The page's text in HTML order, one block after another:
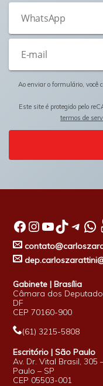
Ao enviar o formulário, você
Este site é protegido pelo
termos de
Facebook InstagramYoutube TikTok Telegram WhatsApp
Gabinete | Brasília
Câmara dos
DF
CEP 70160-900
(61) 3215-5808
Escritório | São Paulo
Av. Dr. Vital Brasil, 305
Paulo – SP
CEP 05503-001